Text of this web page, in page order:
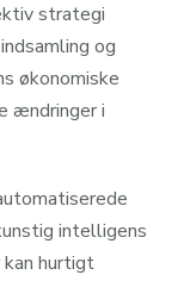
strategi
og
økonomiske
ændringer i
intelligens
hurtigt